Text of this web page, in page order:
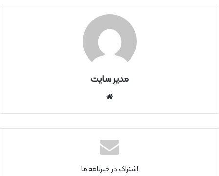
مدیر سایت
نتی
اشتراک در خبرنامه ما